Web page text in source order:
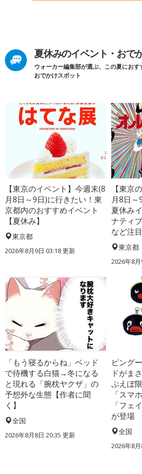
夏休みのイベント・おで
ウォーカー編集部が選ぶ、この夏におす
おでかけスポット
【東京のイベント】今週末(8
月8日～9日)に行きたい！東
京都内のおすすめイベント
【夏休み】
東京都
2026年8月9日 03:18更新
【東京
月8日～
夏休み
ナティ
など注
東京都
2026年8
「もう寝るからね」ベッド
で待機する白猫→冬になる
と現れる「腕枕ヤクザ」の
予想外な生態【作者に聞
く】
全国
2026年8月8日 20:35 更新
ピング
ドがま
ぷえぼ
「スマ
「フェ
が登場
全国
2026年8